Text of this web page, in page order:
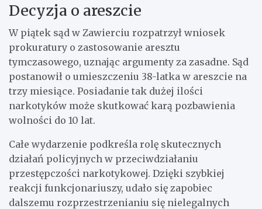
Decyzja o areszcie
W piątek sąd w Zawierciu rozpatrzył wniosek
prokuratury o zastosowanie aresztu
tymczasowego, uznając argumenty za zasadne. Sąd
postanowił o umieszczeniu 38-latka w areszcie na
trzy miesiące. Posiadanie tak dużej ilości
narkotyków może skutkować karą pozbawienia
wolności do 10 lat.
Całe wydarzenie podkreśla rolę skutecznych
działań policyjnych w przeciwdziałaniu
przestępczości narkotykowej. Dzięki szybkiej
reakcji funkcjonariuszy, udało się zapobiec
dalszemu rozprzestrzenianiu się nielegalnych